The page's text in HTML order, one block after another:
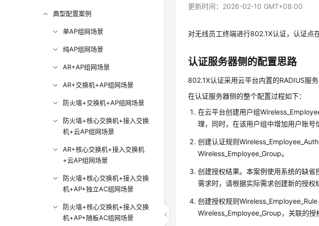
典型配置案例
单AP组网场景
纯AP组网场景
AR+AP组网场景
AR+交换机+AP组网场景
防火墙+交换机+AP组网场景
防火墙+核心交换机+接入交换
机+云AP组网场景
AR+核心交换机+接入交换机
+云AP组网场景
防火墙+核心交换机+接入交换
机+AP+独立AC组网场景
防火墙+核心交换机+接入交换
机+AP+随板AC组网场景
更新时间： 2026-02-10 GMT+08:00
对无线员工终端进行802.1X认证，认证点
认证服务器侧的配置思路
802.1X认证采用云平台内置的RADIUS服务
在认证服务器侧的整个配置过程如下：
在云平台创建用户组
理，同时，在该用户组中增加用户账号
创建认证规则
Wireless_Employee_Group。
创建授权结果。本案例使用系统的缺
需求时，请根据实际需求创建新的授权
创建授权规则
Wireless_Employee_Group，关联的授